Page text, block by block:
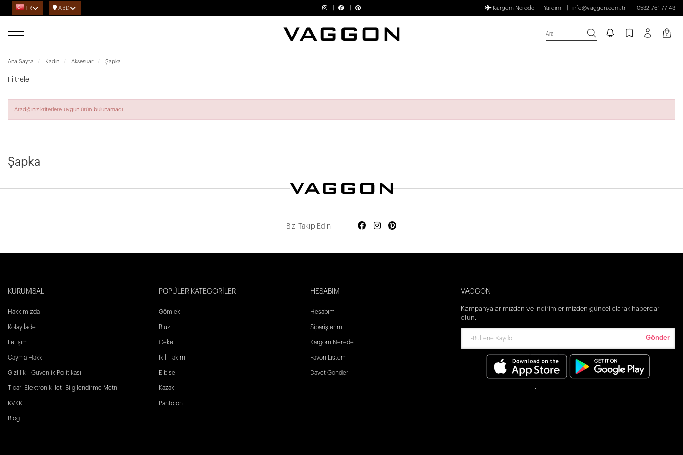
TR ABD Kargom Nerede Yardım info@vaggon.com.tr 0532 761 77 43
Ara 0
Ana Sayfa Kadın Aksesuar Şapka
Filtrele
Aradığınız kriterlere uygun ürün bulunamadı
Şapka
Bizi Takip Edin
KURUMSAL
Hakkımızda
Kolay İade
İletişim
Cayma Hakkı
Gizlilik - Güvenlik Politikası
Ticari Elektronik İleti Bilgilendirme Metni
KVKK
Blog
POPÜLER KATEGORİLER
Gömlek
Bluz
Ceket
İkili Takım
Elbise
Kazak
Pantolon
HESABIM
Hesabım
Siparişlerim
Kargom Nerede
Favori Listem
Davet Gönder
VAGGON
Kampanyalarımızdan ve indirimlerimizden güncel olarak haberdar
olun.
Gönder